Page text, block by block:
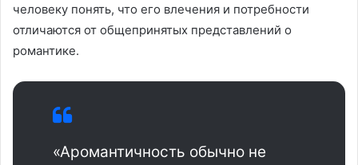
человеку понять, что его влечения и потребности
отличаются от общепринятых представлений о
романтике.
«Аромантичность обычно не